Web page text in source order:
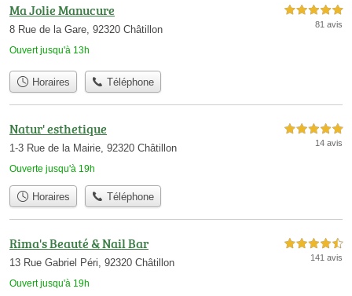
Ma Jolie Manucure
8 Rue de la Gare, 92320 Châtillon
Ouvert jusqu'à 13h
5,0 étoiles sur 5
81 avis
Horaires Téléphone
Natur' esthetique
1-3 Rue de la Mairie, 92320 Châtillon
Ouverte jusqu'à 19h
5,0 étoiles sur 5
14 avis
Horaires Téléphone
Rima's Beauté & Nail Bar
13 Rue Gabriel Péri, 92320 Châtillon
Ouvert jusqu'à 19h
4,5 étoiles sur 5
141 avis